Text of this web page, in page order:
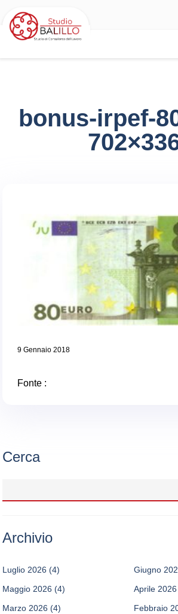
bonus-irpef-
9 Gennaio 2018
Fonte :
Cerca
Archivio
Luglio 2026 (4) Giugno
Maggio 2026 (4) Aprile 2026
Marzo 2026 (4) Febbraio